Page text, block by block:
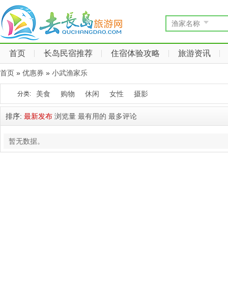
渔家名称
首页 长岛民宿推荐 住宿体验攻略 旅游资讯
首页 » 优惠券 » 小武渔家乐
分类: 美食 购物 休闲 女性 摄影
排序: 最新发布 浏览量 最有用的 最多评论
暂无数据。